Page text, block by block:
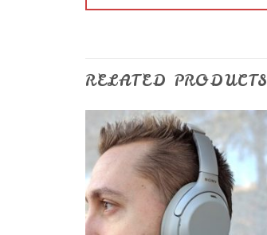
RELATED PRODUCTS